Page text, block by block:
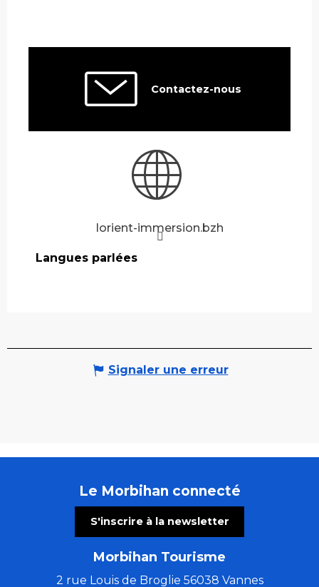
Contactez-nous
lorient-immersion.bzh
Langues parlées
Langues parlées
Signaler une erreur
Le Morbihan connecté
S'inscrire à la newsletter
Morbihan Tourisme
2 rue Louis de Broglie 56038 Vannes